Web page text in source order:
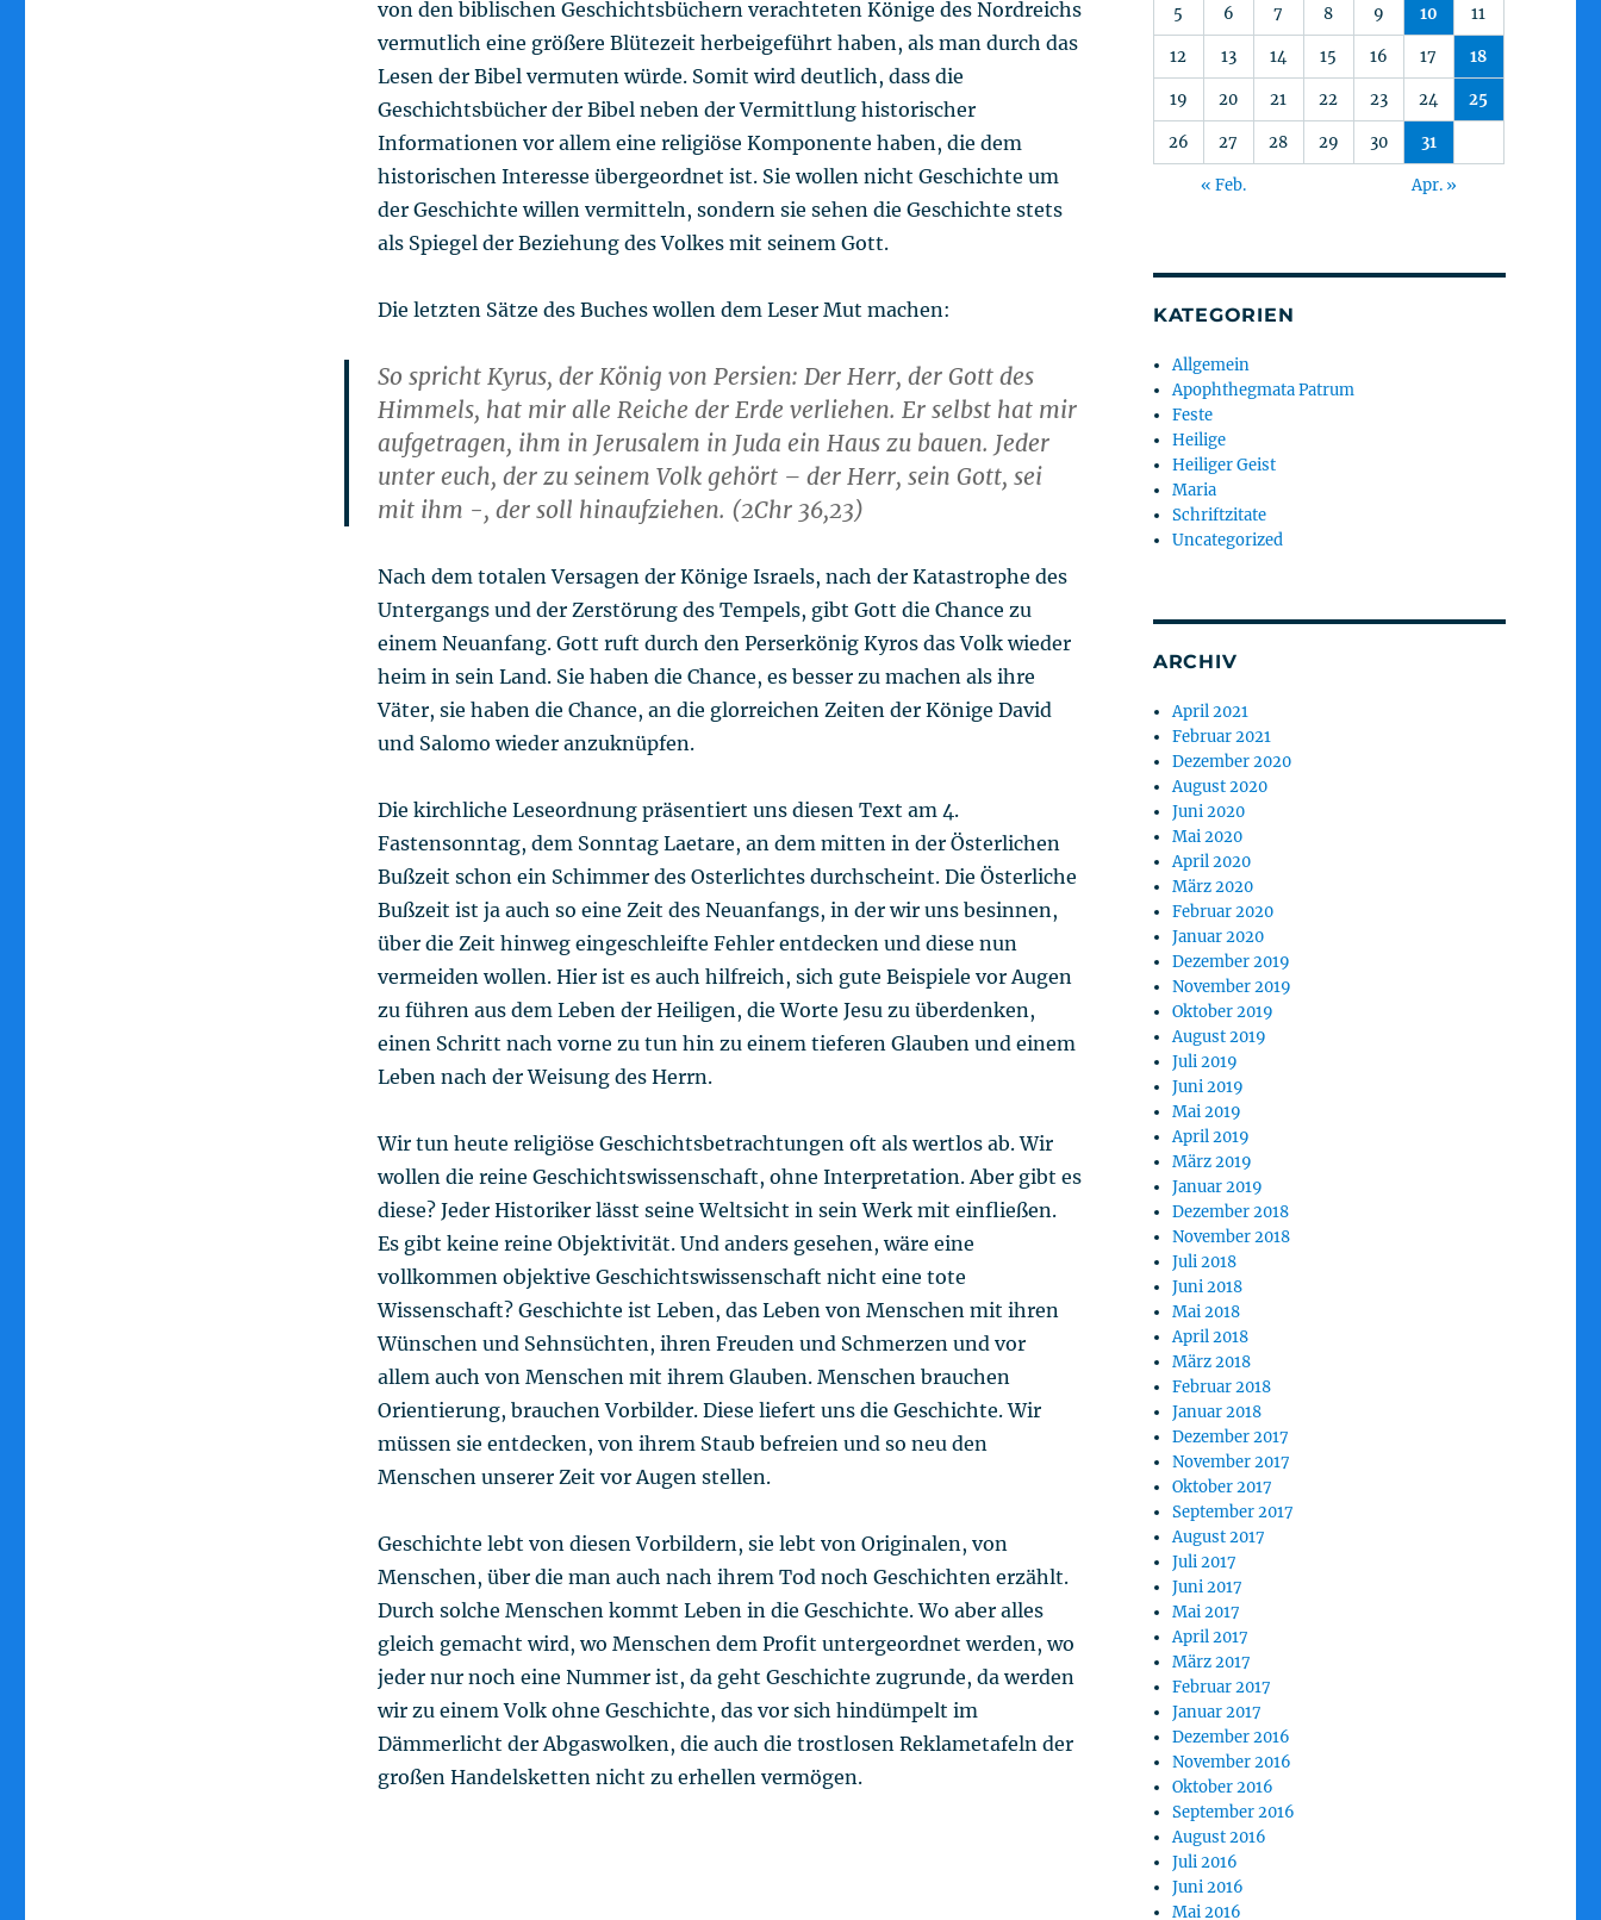
von den biblischen Geschichtsbüchern verachteten Könige des Nordreichs
vermutlich eine größere Blütezeit herbeigeführt haben, als man durch das
Lesen der Bibel vermuten würde. Somit wird deutlich, dass die
Geschichtsbücher der Bibel neben der Vermittlung historischer
Informationen vor allem eine religiöse Komponente haben, die dem
historischen Interesse übergeordnet ist. Sie wollen nicht Geschichte um
der Geschichte willen vermitteln, sondern sie sehen die Geschichte stets
als Spiegel der Beziehung des Volkes mit seinem Gott.
Die letzten Sätze des Buches wollen dem Leser Mut machen:
So spricht Kyrus, der König von Persien: Der Herr, der Gott des
Himmels, hat mir alle Reiche der Erde verliehen. Er selbst hat mir
aufgetragen, ihm in Jerusalem in Juda ein Haus zu bauen. Jeder
unter euch, der zu seinem Volk gehört – der Herr, sein Gott, sei
mit ihm -, der soll hinaufziehen. (2Chr 36,23)
Nach dem totalen Versagen der Könige Israels, nach der Katastrophe des
Untergangs und der Zerstörung des Tempels, gibt Gott die Chance zu
einem Neuanfang. Gott ruft durch den Perserkönig Kyros das Volk wieder
heim in sein Land. Sie haben die Chance, es besser zu machen als ihre
Väter, sie haben die Chance, an die glorreichen Zeiten der Könige David
und Salomo wieder anzuknüpfen.
Die kirchliche Leseordnung präsentiert uns diesen Text am 4.
Fastensonntag, dem Sonntag Laetare, an dem mitten in der Österlichen
Bußzeit schon ein Schimmer des Osterlichtes durchscheint. Die Österliche
Bußzeit ist ja auch so eine Zeit des Neuanfangs, in der wir uns besinnen,
über die Zeit hinweg eingeschleifte Fehler entdecken und diese nun
vermeiden wollen. Hier ist es auch hilfreich, sich gute Beispiele vor Augen
zu führen aus dem Leben der Heiligen, die Worte Jesu zu überdenken,
einen Schritt nach vorne zu tun hin zu einem tieferen Glauben und einem
Leben nach der Weisung des Herrn.
Wir tun heute religiöse Geschichtsbetrachtungen oft als wertlos ab. Wir
wollen die reine Geschichtswissenschaft, ohne Interpretation. Aber gibt es
diese? Jeder Historiker lässt seine Weltsicht in sein Werk mit einfließen.
Es gibt keine reine Objektivität. Und anders gesehen, wäre eine
vollkommen objektive Geschichtswissenschaft nicht eine tote
Wissenschaft? Geschichte ist Leben, das Leben von Menschen mit ihren
Wünschen und Sehnsüchten, ihren Freuden und Schmerzen und vor
allem auch von Menschen mit ihrem Glauben. Menschen brauchen
Orientierung, brauchen Vorbilder. Diese liefert uns die Geschichte. Wir
müssen sie entdecken, von ihrem Staub befreien und so neu den
Menschen unserer Zeit vor Augen stellen.
Geschichte lebt von diesen Vorbildern, sie lebt von Originalen, von
Menschen, über die man auch nach ihrem Tod noch Geschichten erzählt.
Durch solche Menschen kommt Leben in die Geschichte. Wo aber alles
gleich gemacht wird, wo Menschen dem Profit untergeordnet werden, wo
jeder nur noch eine Nummer ist, da geht Geschichte zugrunde, da werden
wir zu einem Volk ohne Geschichte, das vor sich hindümpelt im
Dämmerlicht der Abgaswolken, die auch die trostlosen Reklametafeln der
großen Handelsketten nicht zu erhellen vermögen.
5 6 7 8 9 10 11
12 13 14 15 16 17 18
19 20 21 22 23 24 25
26 27 28 29 30 31
« Feb. Apr. »
KATEGORIEN
Allgemein
Apophthegmata Patrum
Feste
Heilige
Heiliger Geist
Maria
Schriftzitate
Uncategorized
ARCHIV
April 2021
Februar 2021
Dezember 2020
August 2020
Juni 2020
Mai 2020
April 2020
März 2020
Februar 2020
Januar 2020
Dezember 2019
November 2019
Oktober 2019
August 2019
Juli 2019
Juni 2019
Mai 2019
April 2019
März 2019
Januar 2019
Dezember 2018
November 2018
Juli 2018
Juni 2018
Mai 2018
April 2018
März 2018
Februar 2018
Januar 2018
Dezember 2017
November 2017
Oktober 2017
September 2017
August 2017
Juli 2017
Juni 2017
Mai 2017
April 2017
März 2017
Februar 2017
Januar 2017
Dezember 2016
November 2016
Oktober 2016
September 2016
August 2016
Juli 2016
Juni 2016
Mai 2016